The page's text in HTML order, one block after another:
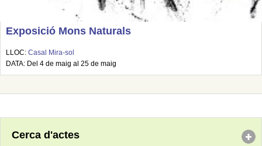
Exposició Mons Naturals
LLOC: Casal Mira-sol
DATA: Del 4 de maig al 25 de maig
Cerca d'actes